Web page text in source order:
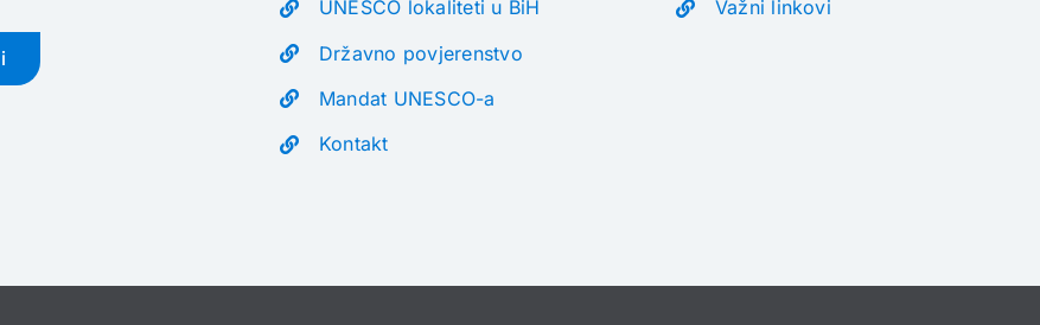
UNESCO lokaliteti u BiH
Državno povjerenstvo
Mandat UNESCO-a
Kontakt
Važni linkovi